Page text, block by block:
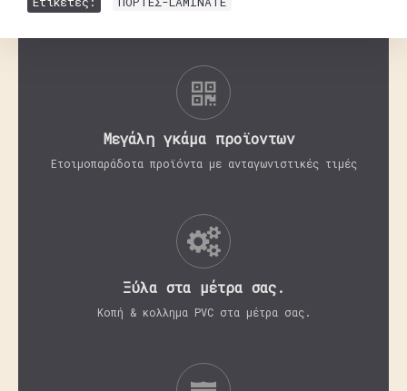
Μεγάλη γκάμα προϊοντων
Ετοιμοπαράδοτα προϊόντα με ανταγωνιστικές τιμές
Ξύλα στα μέτρα σας.
Κοπή & κολλημα PVC στα μέτρα σας.